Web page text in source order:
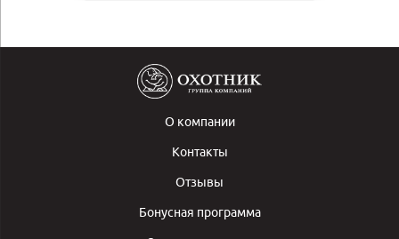
О компании
Контакты
Отзывы
Бонусная программа